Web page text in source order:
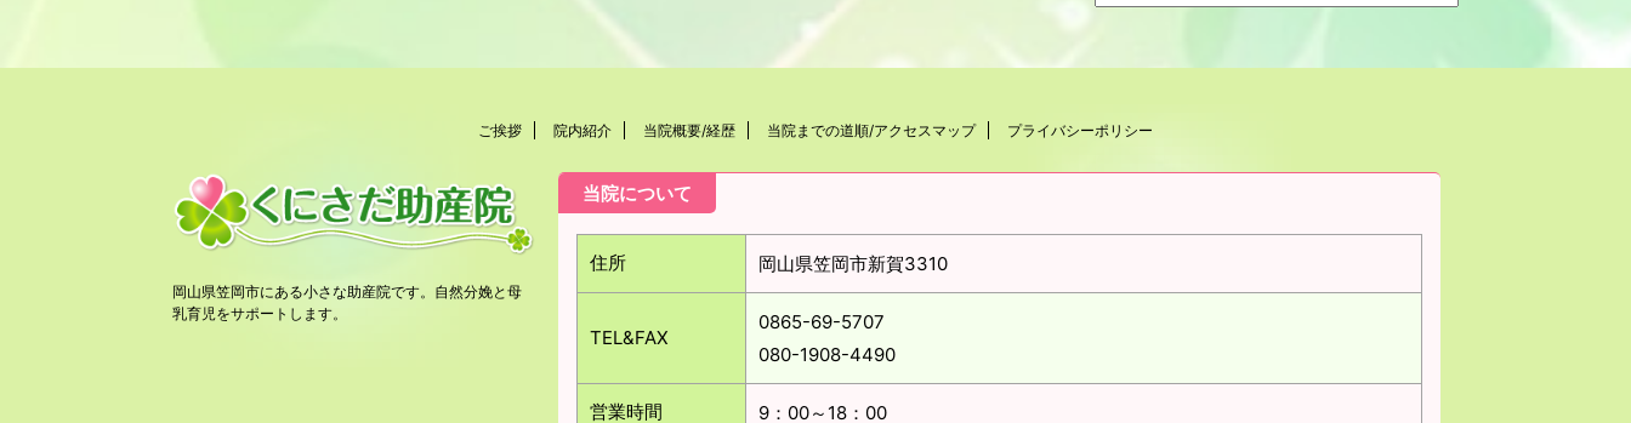
ご挨拶 院内紹介 当院概要/経歴 当院までの道順/アクセスマップ プライバシーポリシー
当院について
住所 岡山県笠岡市新賀3310
TEL&FAX
0865-69-5707
080-1908-4490
営業時間 9：00～18：00
岡山県笠岡市にある小さな助産院です。自然分娩と母
乳育児をサポートします。